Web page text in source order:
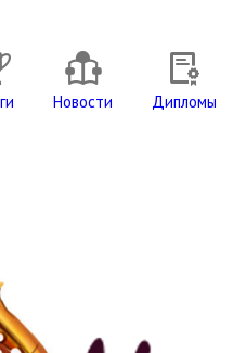
Новости Дипломы